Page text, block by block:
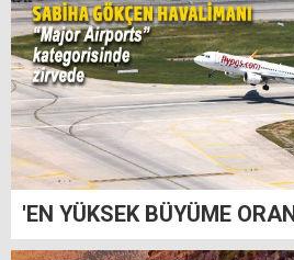
'EN YÜKSEK BÜYÜME